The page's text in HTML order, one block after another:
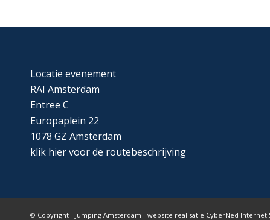
Locatie evenement
RAI Amsterdam
Entree C
Europaplein 22
1078 GZ Amsterdam
klik hiervoor de routebeschrijving
© Copyright - Jumping Amsterdam - website realisatie CyberNed Internet